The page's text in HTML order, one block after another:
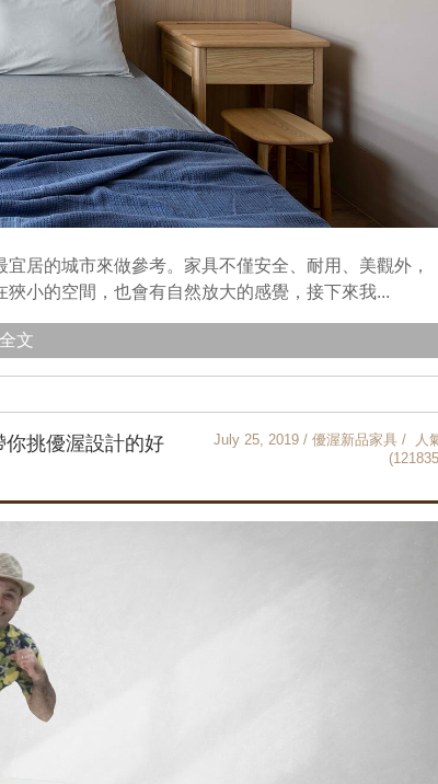
居的城市來做參考。家具不僅安全、耐用、美觀外，
小的空間，也會有自然放大的感覺，接下來我...
文
你挑優渥設計的好
July 25, 2019 / 優渥新品家具 / 人